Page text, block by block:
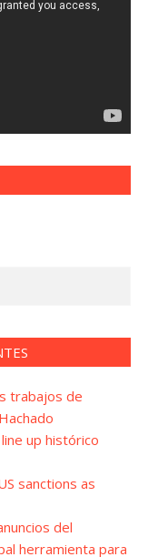
trabajos de
up histórico
sanctions as
del
herramienta para